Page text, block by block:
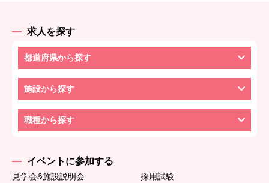
求人を探す
都道府県から探す
施設から探す
職種から探す
イベントに参加する
見学会&施設説明会
採用試験